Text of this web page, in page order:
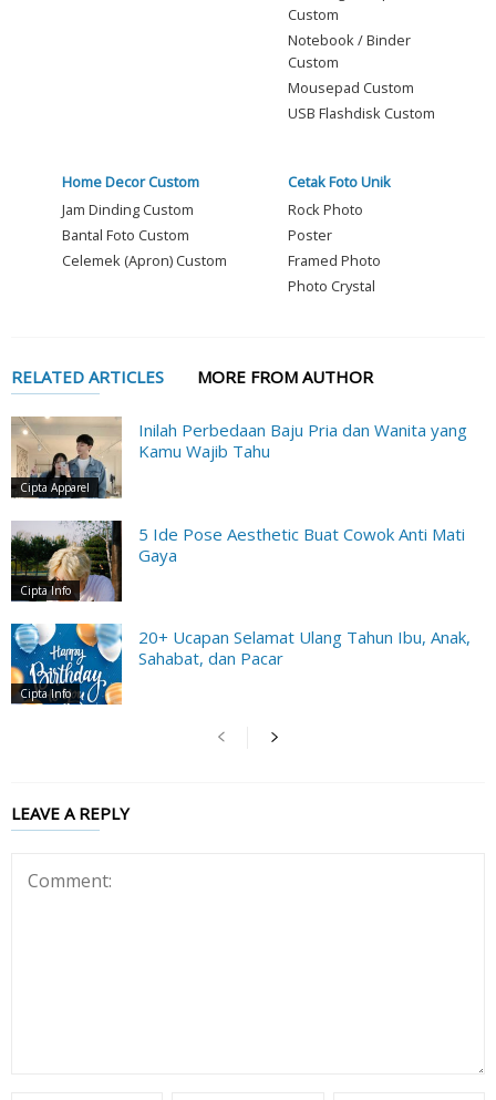
Custom
Notebook / Binder
Custom
Mousepad Custom
USB Flashdisk Custom
Home Decor Custom
Jam Dinding Custom
Bantal Foto Custom
Celemek (Apron) Custom
Cetak Foto Unik
Rock Photo
Poster
Framed Photo
Photo Crystal
RELATED ARTICLES MORE FROM AUTHOR
Cipta Apparel
Inilah Perbedaan Baju Pria dan Wanita yang
Kamu Wajib Tahu
Cipta Info
5 Ide Pose Aesthetic Buat Cowok Anti Mati
Gaya
Cipta Info
20+ Ucapan Selamat Ulang Tahun Ibu, Anak,
Sahabat, dan Pacar
LEAVE A REPLY